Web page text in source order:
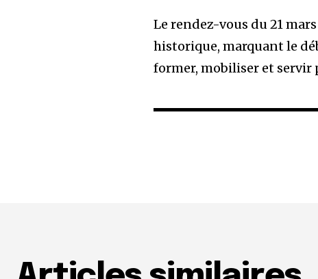
Le rendez-vous du 21
historique, marquant le
former, mobiliser et servir